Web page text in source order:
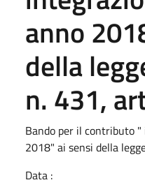
anno
della
n. 431,
Bando per il contributo
2018" ai sensi della
Data :